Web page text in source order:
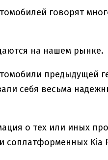
говорят
на нашем рынке.
предыдущей
себя весьма
о тех или иных
соплатформенных Kia